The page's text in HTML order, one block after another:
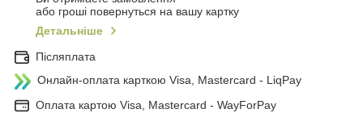
або гроші повернуться на вашу картку
Детальніше
Післяплата
Онлайн-оплата карткою Visa, Mastercard - LiqPay
Оплата картою Visa, Mastercard - WayForPay